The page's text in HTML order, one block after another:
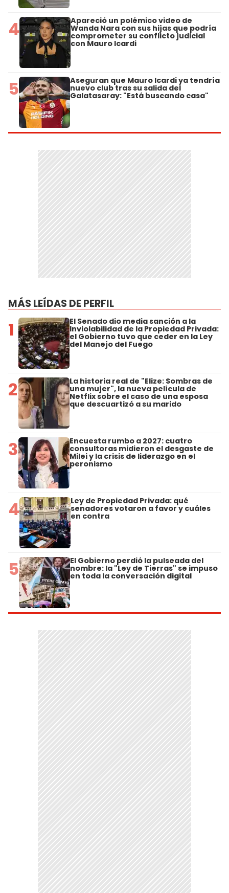
4 Apareció un polémico video de
Wanda Nara con sus hijas que podría
comprometer su conflicto judicial
con Mauro Icardi
5 Aseguran que Mauro Icardi ya tendría
nuevo club tras su salida del
Galatasaray: "Está buscando casa"
MÁS LEÍDAS DE PERFIL
1 El Senado dio media sanción a la
Inviolabilidad de la Propiedad Privada:
el Gobierno tuvo que ceder en la Ley
del Manejo del Fuego
2 La historia real de "Elize: Sombras de
una mujer", la nueva película de
Netflix sobre el caso de una esposa
que descuartizó a su marido
3 Encuesta rumbo a 2027: cuatro
consultoras midieron el desgaste de
Milei y la crisis de liderazgo en el
peronismo
4 Ley de Propiedad Privada: qué
senadores votaron a favor y cuáles
en contra
5 El Gobierno perdió la pulseada del
nombre: la "Ley de Tierras" se impuso
en toda la conversación digital